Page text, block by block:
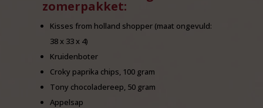
zomerpakket:
Kisses from holland shopper (maat ongevuld:
38 x 33 x 4)
Kruidenboter
Croky paprika chips, 100 gram
Tony chocoladereep, 50 gram
Appelsap